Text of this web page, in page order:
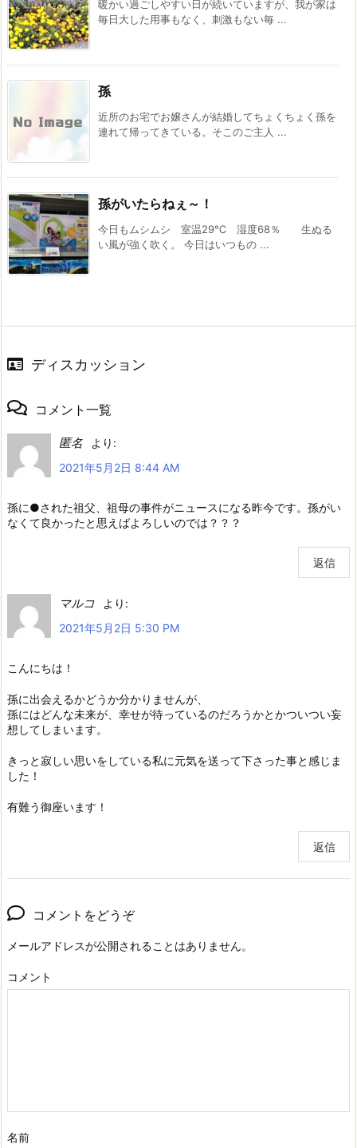
暖かい過ごしやすい日が続いていますが、我が家は
毎日大した用事もなく、刺激もない毎 ...
孫
近所のお宅でお嬢さんが結婚してちょくちょく孫を
連れて帰ってきている。そこのご主人 ...
孫がいたらねぇ～！
今日もムシムシ 室温29℃ 湿度68％ 生ぬる
い風が強く吹く。 今日はいつもの ...
ディスカッション
コメント一覧
匿名
より:
2021年5月2日 8:44 AM
孫に●された祖父、祖母の事件がニュースになる昨今です。孫がい
なくて良かったと思えばよろしいのでは？？？
返信
マルコ
より:
2021年5月2日 5:30 PM
こんにちは！
孫に出会えるかどうか分かりませんが、
孫にはどんな未来が、幸せが待っているのだろうかとかついつい妄
想してしまいます。
きっと寂しい思いをしている私に元気を送って下さった事と感じま
した！
有難う御座います！
返信
コメントをどうぞ
メールアドレスが公開されることはありません。
コメント
名前